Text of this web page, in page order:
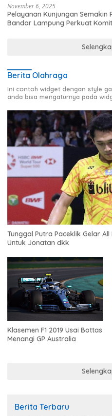
November 6, 2025
Pelayanan Kunjungan Semakin
Bandar Lampung Perkuat
Berita Olahraga
Ini contoh widget dengan style
anda bisa mengaturnya pada
Tunggal Putra Paceklik Gelar
Untuk Jonatan dkk
Klasemen F1 2019 Usai Bottas
Menangi GP Australia
Berita Terbaru